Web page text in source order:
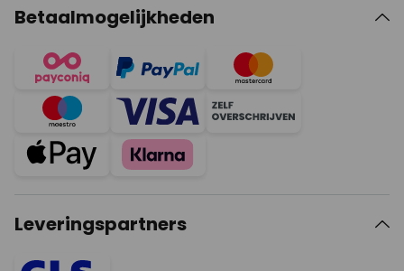
Betaalmogelijkheden
Leveringspartners